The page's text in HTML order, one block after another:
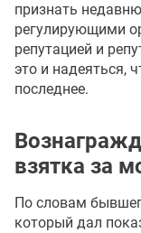
признать
регулирующими
репутацией и
это и надеяться,
последнее.
взятка за
По словам
который дал